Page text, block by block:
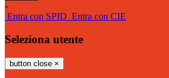
-
Entra con SPID Entra con CIE
Seleziona utente
button close ×